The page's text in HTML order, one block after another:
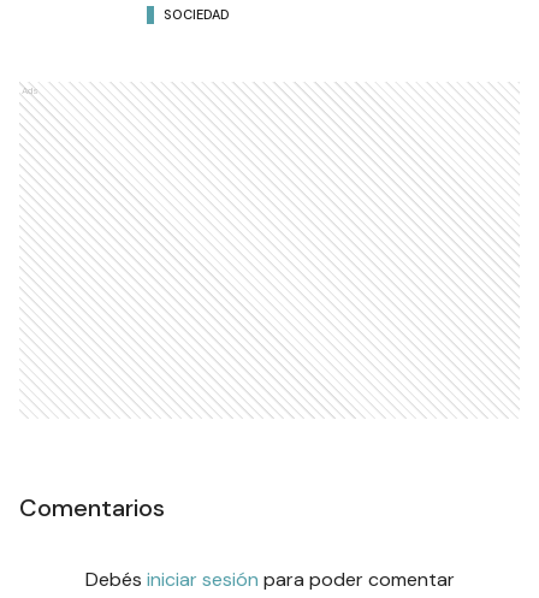
SOCIEDAD
Ads
Comentarios
Debés iniciar sesión para poder comentar